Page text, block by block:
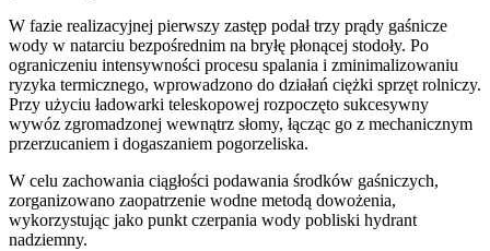
W fazie realizacyjnej pierwszy zastęp podał trzy prądy gaśnicze
wody w natarciu bezpośrednim na bryłę płonącej stodoły. Po
ograniczeniu intensywności procesu spalania i zminimalizowaniu
ryzyka termicznego, wprowadzono do działań ciężki sprzęt rolniczy.
Przy użyciu ładowarki teleskopowej rozpoczęto sukcesywny
wywóz zgromadzonej wewnątrz słomy, łącząc go z mechanicznym
przerzucaniem i dogaszaniem pogorzeliska.
W celu zachowania ciągłości podawania środków gaśniczych,
zorganizowano zaopatrzenie wodne metodą dowożenia,
wykorzystując jako punkt czerpania wody pobliski hydrant
nadziemny.